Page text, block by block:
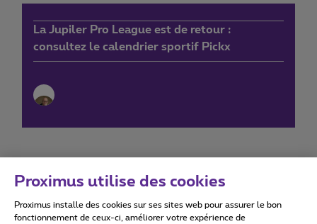
La Jupiler Pro League est de retour :
consultez le calendrier sportif Pickx
Conditions d'utilisation Accessibility statement
Proximus utilise des cookies
Proximus installe des cookies sur ses sites web pour assurer le bon
fonctionnement de ceux-ci, améliorer votre expérience de